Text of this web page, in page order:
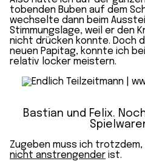
tobenden Buben auf dem
wechselte dann beim
Stimmungslage, weil er den
nicht drücken konnte. Doch
neuen Papitag, konnte ich
relativ locker meistern.
Bastian und Felix.
Zugeben muss ich trotzdem,
nicht anstrengender ist.